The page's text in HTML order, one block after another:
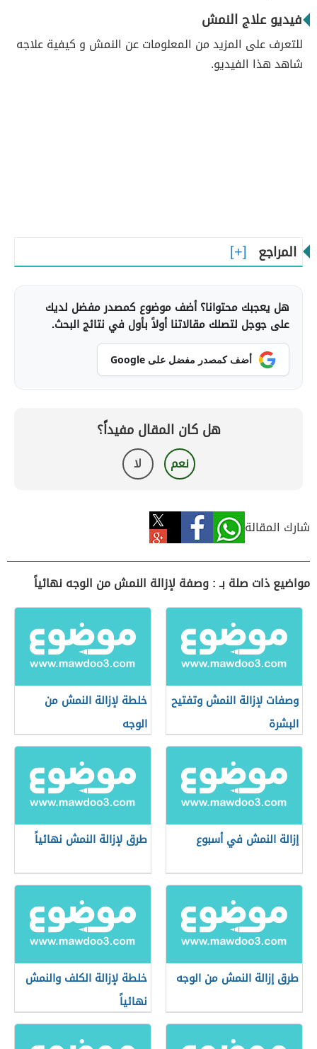
فيديو علاج النمش
للتعرف على المزيد من المعلومات عن النمش و كيفية علاجه
شاهد هذا الفيديو.
المراجع
هل يعجبك محتوانا؟ أضف موضوع كمصدر مفضل لديك
على جوجل لتصلك مقالاتنا أولاً بأول في نتائج البحث.
أضف كمصدر مفضل على Google
هل كان المقال مفيداً؟
نعم لا
شارك المقالة
مواضيع ذات صلة بـ : وصفة لإزالة النمش من الوجه نهائياً
وصفات لإزالة النمش وتفتيح
البشرة
خلطة لإزالة النمش من
الوجه
إزالة النمش في أسبوع طرق لإزالة النمش نهائياً
طرق إزالة النمش من الوجه
خلطة لإزالة الكلف والنمش
نهائياً